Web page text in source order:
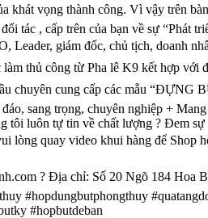
vọng thành công. Vì vậy trên
tác , cấp trên của bạn về sự “Phát
Leader, giám đốc, chủ tịch, doanh
thủ công từ Pha lê K9 kết hợp với
chuyên cung cấp các mẫu “ĐỰNG
sang trọng, chuyên nghiệp +
luôn tự tin về chất lượng ? Đem
lòng quay video khui hàng để
? Địa chỉ: Số 20 Ngõ 184 Hoa
#hopdungbutphongthuy
#hopbutdeban